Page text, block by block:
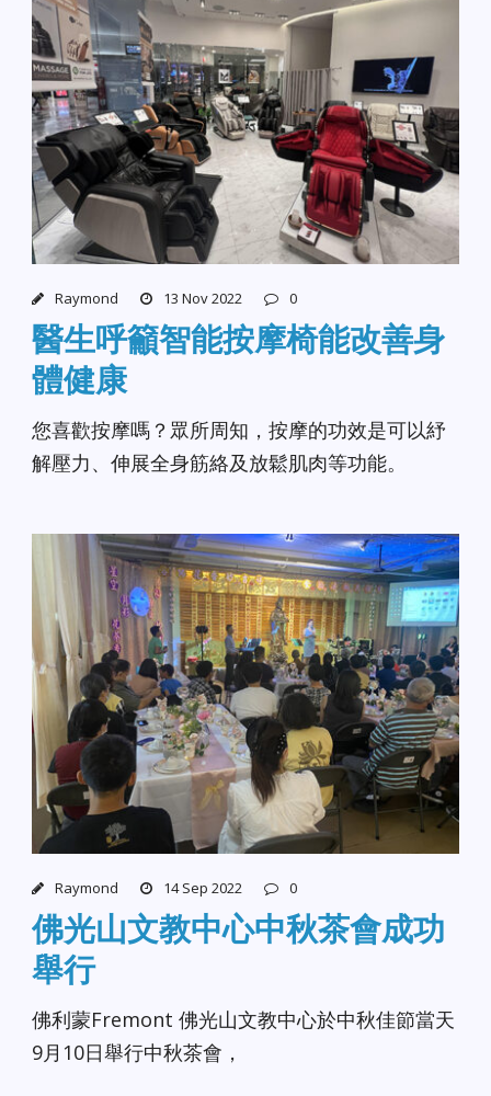
Raymond 13 Nov 2022 0
醫生呼籲智能按摩椅能改善身
體健康
您喜歡按摩嗎？眾所周知，按摩的功效是可以紓
解壓力、伸展全身筋絡及放鬆肌肉等功能。
Raymond 14 Sep 2022 0
佛光山文教中心中秋茶會成功
舉行
佛利蒙Fremont 佛光山文教中心於中秋佳節當天
9月10日舉行中秋茶會，